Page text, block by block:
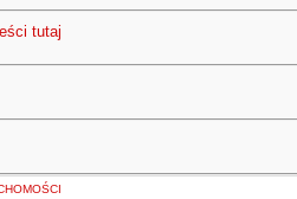
tutaj